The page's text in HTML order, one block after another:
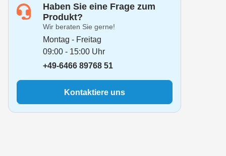
Haben Sie eine Frage zum
Produkt?
Wir beraten Sie gerne!
Montag - Freitag
09:00 - 15:00 Uhr
+49-6466 89768 51
Kontaktiere uns